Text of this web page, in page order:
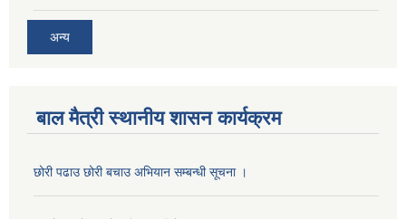
अन्य
बाल मैत्री स्थानीय शासन कार्यक्रम
छोरी पढाउ छोरी बचाउ अभियान सम्बन्धी सूचना ।